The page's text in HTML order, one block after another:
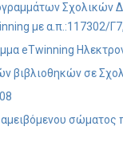
Σχολικών
με α.π.:117302/
eTwinning
βιβλιοθηκών σε